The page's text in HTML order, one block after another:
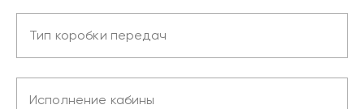
Тип коробки передач
Исполнение кабины